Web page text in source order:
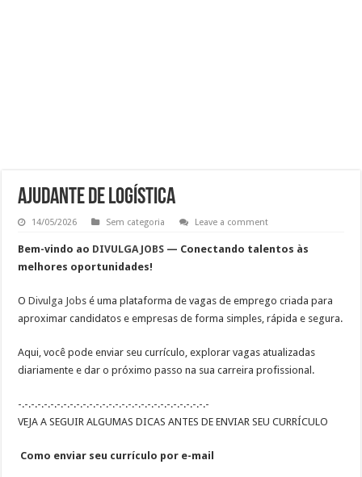
Ajudante de Logística
14/05/2026 Sem categoria Leave a comment
Bem-vindo ao DIVULGA JOBS — Conectando talentos às
melhores oportunidades!
ODivulga Jobs é uma plataforma de vagas de emprego criada para
aproximar candidatos e empresas de forma simples, rápida e segura.
Aqui, você podeenviar seu currículo, explorar vagas atualizadas
diariamente edar o próximo passo na sua carreira profissional .
-.-.-.-.-.-.-.-.-.-.-.-.-.-.-.-.-.-.-.-.-.-.-.-.-.-.-.-.-.-
VEJA A SEGUIR ALGUMAS DICAS ANTES DE ENVIAR SEU CURRÍCULO
Como enviar seu currículo por e-mail